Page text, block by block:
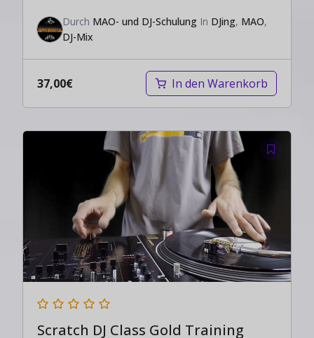
Durch MAO- und DJ-Schulung In DJing, MAO,
DJ-Mix
37,00€ In den Warenkorb
Scratch DJ Class Gold Training